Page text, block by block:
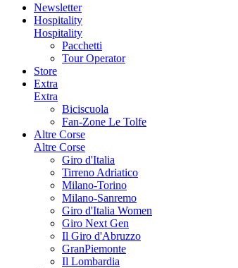
Newsletter
Hospitality
Hospitality
Pacchetti
Tour Operator
Store
Extra
Extra
Biciscuola
Fan-Zone Le Tolfe
Altre Corse
Altre Corse
Giro d'Italia
Tirreno Adriatico
Milano-Torino
Milano-Sanremo
Giro d'Italia Women
Giro Next Gen
Il Giro d'Abruzzo
GranPiemonte
Il Lombardia